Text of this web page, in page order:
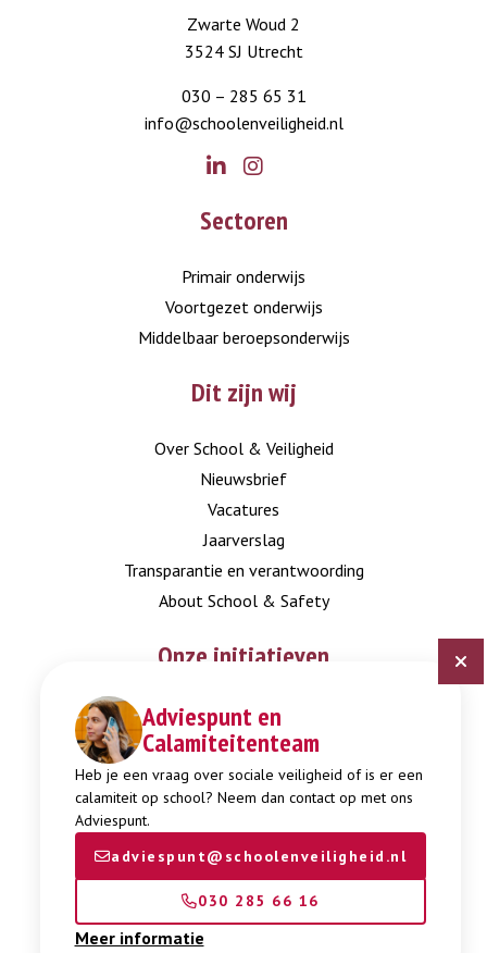
Adviespunt en
Calamiteitenteam
Heb je een vraag over sociale veiligheid of is er een
calamiteit op school? Neem dan contact op met ons
Adviespunt.
adviespunt@schoolenveiligheid.nl
030 285 66 16
Meer informatie
Zwarte Woud 2
3524 SJ Utrecht
030 – 285 65 31
info@schoolenveiligheid.nl
Sectoren
Primair onderwijs
Voortgezet onderwijs
Middelbaar beroepsonderwijs
Dit zijn wij
Over School & Veiligheid
Nieuwsbrief
Vacatures
Jaarverslag
Transparantie en verantwoording
About School & Safety
Onze initiatieven
Digitaal Veiligheidsplan
Expertisepunt Burgerschap
Gendi
Week tegen Pesten